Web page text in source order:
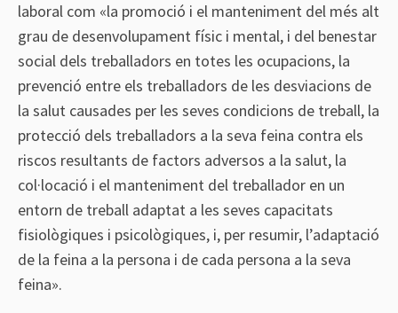
laboral com «la promoció i el manteniment del més alt
grau de desenvolupament físic i mental, i del benestar
social dels treballadors en totes les ocupacions, la
prevenció entre els treballadors de les desviacions de
la salut causades per les seves condicions de treball, la
protecció dels treballadors a la seva feina contra els
riscos resultants de factors adversos a la salut, la
col·locació i el manteniment del treballador en un
entorn de treball adaptat a les seves capacitats
fisiològiques i psicològiques, i, per resumir, l’adaptació
de la feina a la persona i de cada persona a la seva
feina».